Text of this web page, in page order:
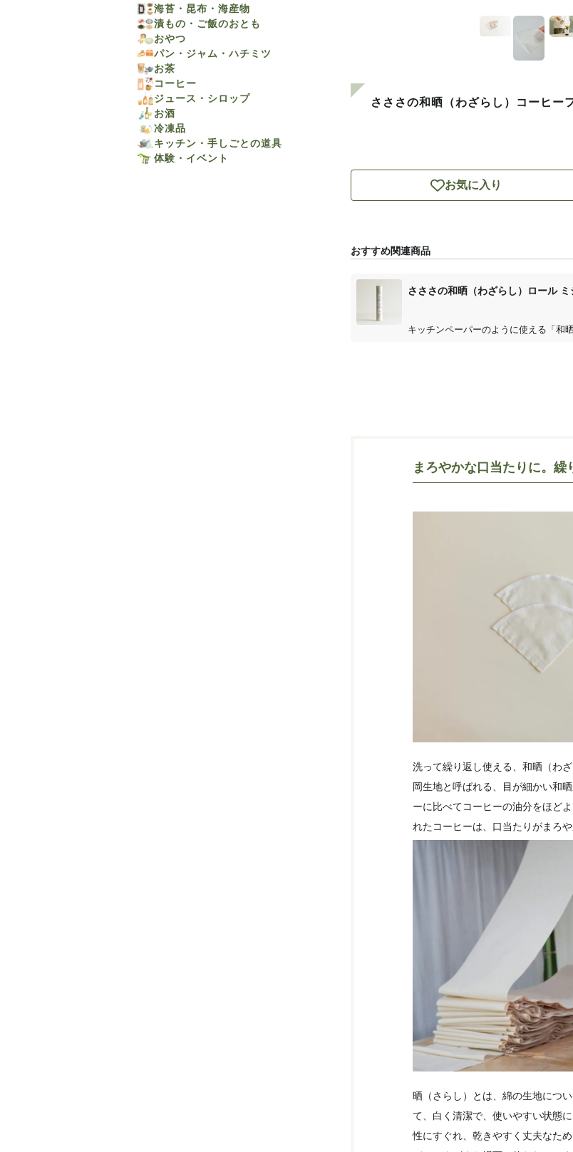
さささの和晒（わざらし）コーヒー
お気に入り
おすすめ関連商品
さささの和晒（わざらし）ロール ミ
キッチンペーパーのように使える「和
まろやかな口当たりに。
洗って繰り返し使える、和晒（わ
岡生地と呼ばれる、目が細かい和
ーに比べてコーヒーの油分をほど
れたコーヒーは、口当たりがまろ
晒（さらし）とは、綿の生地につ
て、白く清潔で、使いやすい状態
性にすぐれ、乾きやすく丈夫なた
海苔・昆布・海産物
漬もの・ご飯のおとも
おやつ
パン・ジャム・ハチミツ
お茶
コーヒー
ジュース・シロップ
お酒
冷凍品
キッチン・手しごとの道具
体験・イベント